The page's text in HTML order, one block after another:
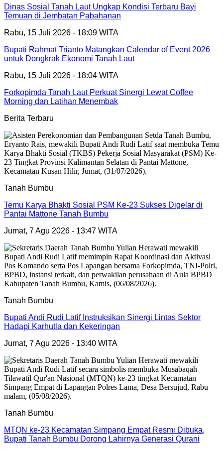
Dinas Sosial Tanah Laut Ungkap Kondisi Terbaru Bayi
Temuan di Jembatan Pabahanan
Rabu, 15 Juli 2026 - 18:09 WITA
Bupati Rahmat Trianto Matangkan Calendar of Event 2026
untuk Dongkrak Ekonomi Tanah Laut
Rabu, 15 Juli 2026 - 18:04 WITA
Forkopimda Tanah Laut Perkuat Sinergi Lewat Coffee
Morning dan Latihan Menembak
Berita Terbaru
Tanah Bumbu
Temu Karya Bhakti Sosial PSM Ke-23 Sukses Digelar di
Pantai Mattone Tanah Bumbu
Jumat, 7 Agu 2026 - 13:47 WITA
Tanah Bumbu
Bupati Andi Rudi Latif Instruksikan Sinergi Lintas Sektor
Hadapi Karhutla dan Kekeringan
Jumat, 7 Agu 2026 - 13:40 WITA
Tanah Bumbu
MTQN ke-23 Kecamatan Simpang Empat Resmi Dibuka,
Bupati Tanah Bumbu Dorong Lahirnya Generasi Qurani